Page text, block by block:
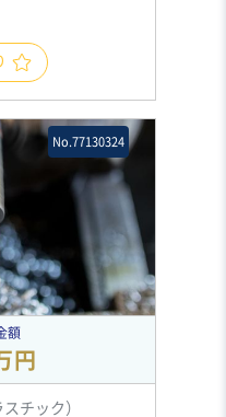
No.77130324
額
円
チック）